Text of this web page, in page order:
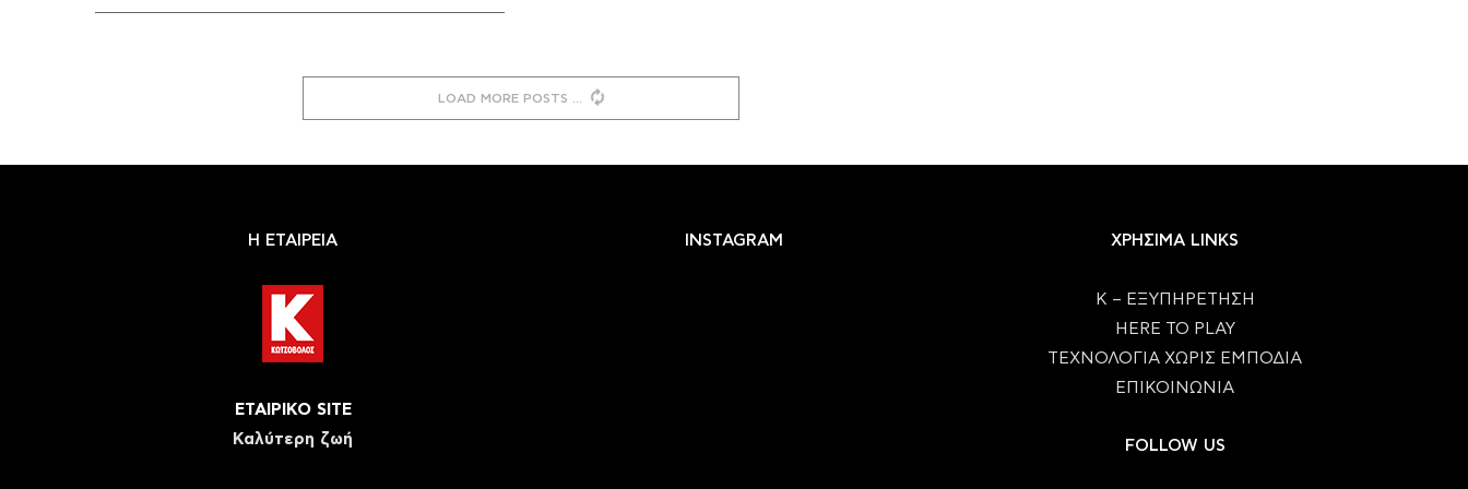
LOAD MORE POSTS
Η ΕΤΑΙΡΕΙΑ
ΕΤΑΙΡΙΚΟ SITE
Καλύτερη ζωή
INSTAGRAM ΧΡΗΣΙΜΑ LINKS
Κ – ΕΞΥΠΗΡΕΤΗΣΗ
HERE TO PLAY
ΤΕΧΝΟΛΟΓΙΑ ΧΩΡΙΣ ΕΜΠΟΔΙΑ
ΕΠΙΚΟΙΝΩΝΙΑ
FOLLOW US